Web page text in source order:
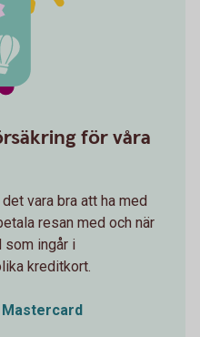
för våra
vara bra att ha med
resan med och när
som ingår i
kreditkort.